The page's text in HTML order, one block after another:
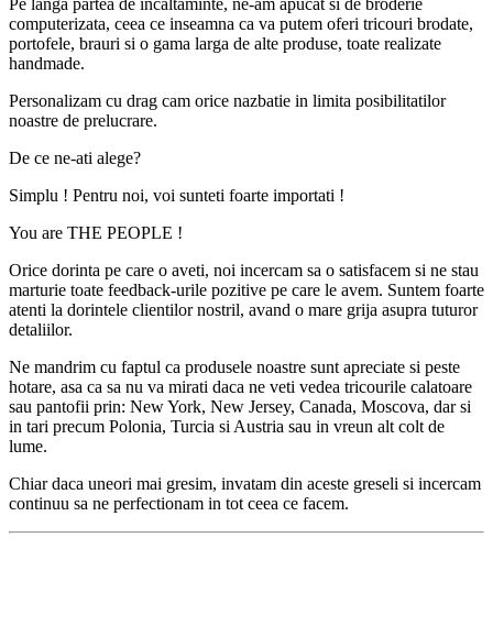
computerizata, ceea ce inseamna ca va putem oferi tricouri brodate,
portofele, brauri si o gama larga de alte produse, toate realizate
handmade.
Personalizam cu drag cam orice nazbatie in limita posibilitatilor
noastre de prelucrare.
De ce ne-ati alege?
Simplu ! Pentru noi, voi sunteti foarte importati !
You are THE PEOPLE !
Orice dorinta pe care o aveti, noi incercam sa o satisfacem si ne stau
marturie toate feedback-urile pozitive pe care le avem. Suntem foarte
atenti la dorintele clientilor nostril, avand o mare grija asupra tuturor
detaliilor.
Ne mandrim cu faptul ca produsele noastre sunt apreciate si peste
hotare, asa ca sa nu va mirati daca ne veti vedea tricourile calatoare
sau pantofii prin: New York, New Jersey, Canada, Moscova, dar si
in tari precum Polonia, Turcia si Austria sau in vreun alt colt de
lume.
Chiar daca uneori mai gresim, invatam din aceste greseli si incercam
continuu sa ne perfectionam in tot ceea ce facem.